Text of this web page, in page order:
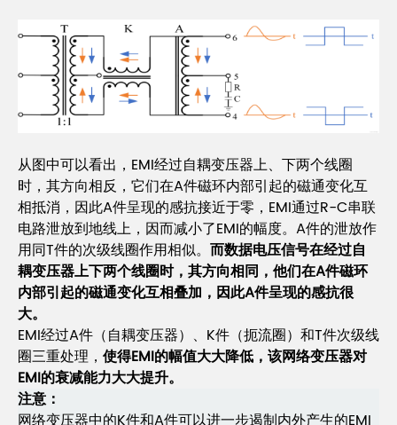
从图中可以看出，EMI经过自耦变压器上、下两个线圈
时，其方向相反，它们在A件磁环内部引起的磁通变化互
相抵消，因此A件呈现的感抗接近于零，EMI通过R-C串联
电路泄放到地线上，因而减小了EMI的幅度。A件的泄放作
用同T件的次级线圈作用相似。 而数据电压信号在经过自
耦变压器上下两个线圈时，其方向相同，他们在A件磁环
内部引起的磁通变化互相叠加，因此A件呈现的感抗很
大。
EMI经过A件（自耦变压器）、K件（扼流圈）和T件次级线
圈三重处理， 使得EMI的幅值大大降低，该网络变压器对
EMI的衰减能力大大提升。
注意：